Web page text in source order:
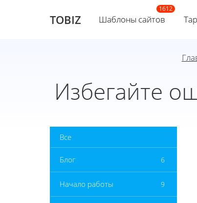
TOBIZ Шаблоны сайтов
Избегайте
Все
Блог 6
Начало работы 9